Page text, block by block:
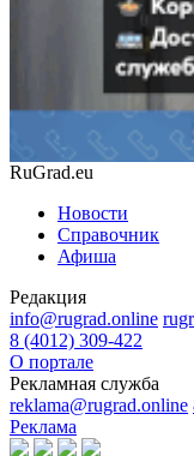
RuGrad.eu
Новости
Справочник
Афиша
Редакция
info@rugrad.online
8 (4012) 309-422
О портале
Рекламная служба
reklama@rugrad.online
Реклама